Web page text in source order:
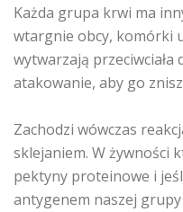
Każda grupa krwi ma
wtargnie obcy, komórki
wytwarzają
atakowanie, aby go
Zachodzi wówczas
sklejaniem. W żywności
pektyny proteinowe i
antygenem naszej